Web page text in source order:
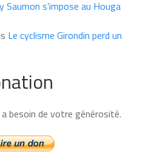
Saumon s’impose au Houga
Le cyclisme Girondin perd un
a besoin de votre générosité.